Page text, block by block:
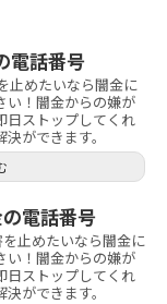
電話番号
止めたいなら闇金に
い！闇金からの嫌が
日ストップしてくれ
ができます。
電話番号
止めたいなら闇金に
い！闇金からの嫌が
日ストップしてくれ
ができます。